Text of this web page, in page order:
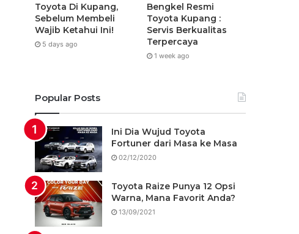
Toyota Di Kupang,
Sebelum Membeli
Wajib Ketahui Ini!
5 days ago
Bengkel Resmi
Toyota Kupang :
Servis Berkualitas
Terpercaya
1 week ago
Popular Posts
Ini Dia Wujud Toyota
Fortuner dari Masa ke Masa
02/12/2020
Toyota Raize Punya 12 Opsi
Warna, Mana Favorit Anda?
13/09/2021